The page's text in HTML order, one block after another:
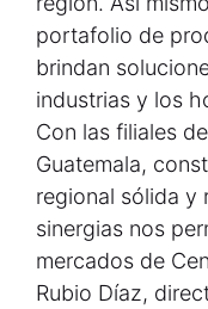
portafolio de
brindan
industrias y los
Con las filiales
Guatemala,
regional sólida y
sinergias nos
mercados de
Rubio Díaz,